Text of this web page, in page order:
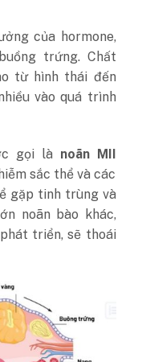
của hormone,
trứng. Chất
từ hình thái đến
vào quá trình
gọi là noãn MII
sắc thể và các
gặp tinh trùng và
noãn bào khác,
triển, sẽ thoái